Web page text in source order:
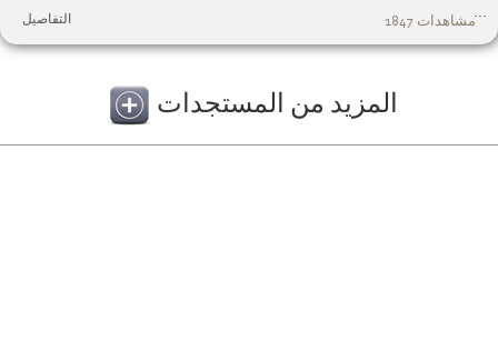
مشاهدات 1847 التفاصيل
المزيد من المستجدات